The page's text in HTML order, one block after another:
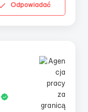
Odpowiadać